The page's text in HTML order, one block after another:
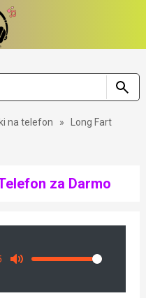
na telefon »
Long Fart
za Darmo
Volume